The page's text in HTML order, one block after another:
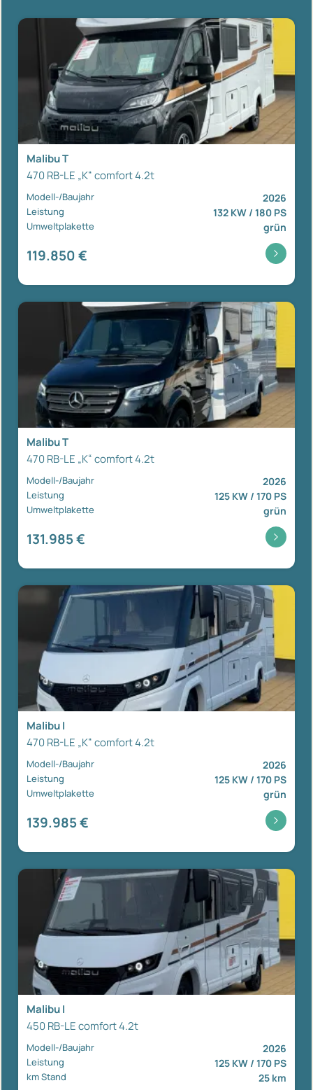
Malibu T
470 RB-LE „K“ comfort 4.2t
Modell-/Baujahr 2026
Leistung 132 KW / 180 PS
Umweltplakette grün
119.850 €
Malibu T
470 RB-LE „K“ comfort 4.2t
Modell-/Baujahr 2026
Leistung 125 KW / 170 PS
Umweltplakette grün
131.985 €
Malibu I
470 RB-LE „K“ comfort 4.2t
Modell-/Baujahr 2026
Leistung 125 KW / 170 PS
Umweltplakette grün
139.985 €
Malibu I
450 RB-LE comfort 4.2t
Modell-/Baujahr 2026
Leistung 125 KW / 170 PS
km Stand 25 km